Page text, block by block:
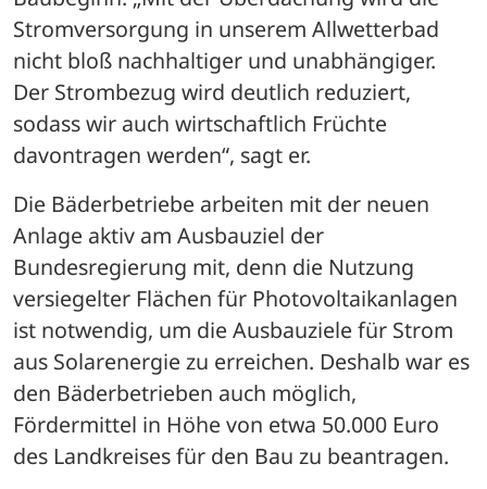
Stromversorgung in unserem Allwetterbad
nicht bloß nachhaltiger und unabhängiger.
Der Strombezug wird deutlich reduziert,
sodass wir auch wirtschaftlich Früchte
davontragen werden“, sagt er.
Die Bäderbetriebe arbeiten mit der neuen
Anlage aktiv am Ausbauziel der
Bundesregierung mit, denn die Nutzung
versiegelter Flächen für Photovoltaikanlagen
ist notwendig, um die Ausbauziele für Strom
aus Solarenergie zu erreichen. Deshalb war es
den Bäderbetrieben auch möglich,
Fördermittel in Höhe von etwa 50.000 Euro
des Landkreises für den Bau zu beantragen.